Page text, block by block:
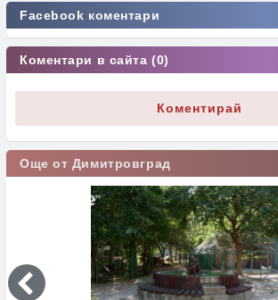
Facebook коментари
Коментари в сайта (0)
Коментирай
Още от Димитровград